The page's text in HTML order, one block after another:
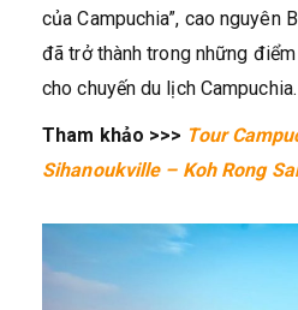
của Campuchia”, cao nguyên
đã trở thành trong những
cho chuyến du lịch Campuchia.
Tham khảo >>> Tour
Sihanoukville – Koh Rong